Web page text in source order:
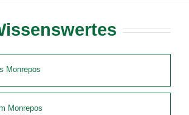
Monrepos
Monrepos